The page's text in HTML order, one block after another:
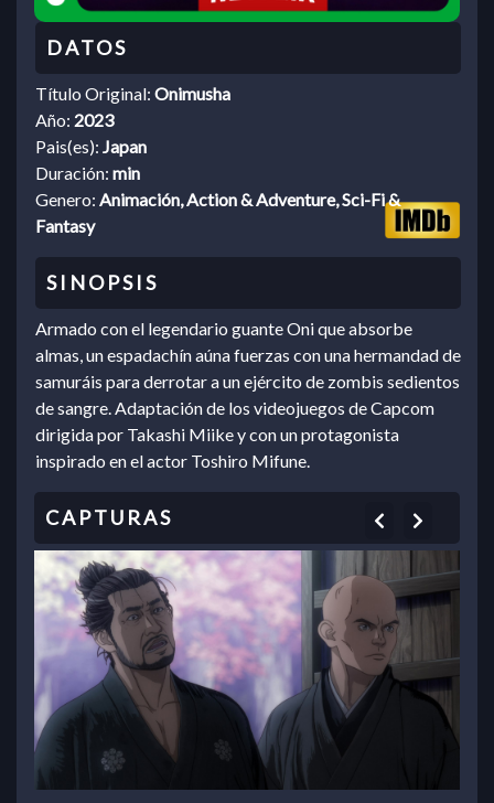
Título Original: Onimusha
Año: 2023
Pais(es): Japan
Duración: min
Genero: Animación, Action & Adventure, Sci-Fi &
Fantasy
Armado con el legendario guante Oni que absorbe
almas, un espadachín aúna fuerzas con una hermandad de
samuráis para derrotar a un ejército de zombis sedientos
de sangre. Adaptación de los videojuegos de Capcom
dirigida por Takashi Miike y con un protagonista
inspirado en el actor Toshiro Mifune.
Previous